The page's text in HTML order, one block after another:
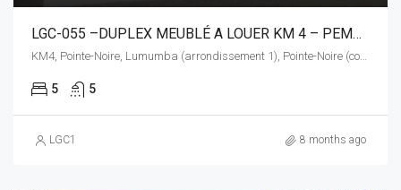
LGC-055 –DUPLEX MEUBLÉ A LOUER KM 4 – PEMBA
KM4, Pointe-Noire, Lumumba (arrondissement 1), Pointe-Noire (commune), Pointe-Noire (département), Congo-Brazzaville
5 5
LGC1 8 months ago